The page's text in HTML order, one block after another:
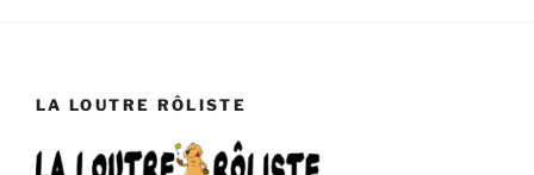
LA LOUTRE RÔLISTE